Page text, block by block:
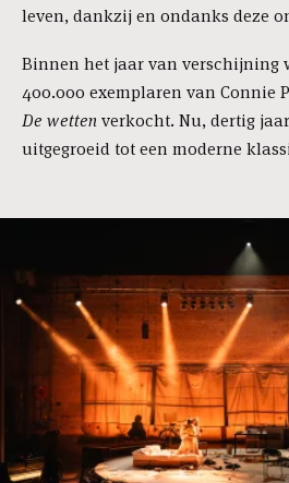
leven, dankzij en ondanks deze
Binnen het jaar van verschijning
400.000 exemplaren van Connie
De wettenverkocht. Nu, dertig
uitgegroeid tot een moderne